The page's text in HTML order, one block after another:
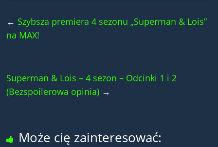
← Szybsza premiera 4 sezonu „Superman & Lois”
na MAX!
Superman & Lois – 4 sezon – Odcinki 1 i 2
(Bezspoilerowa opinia) →
Może cię zainteresować: